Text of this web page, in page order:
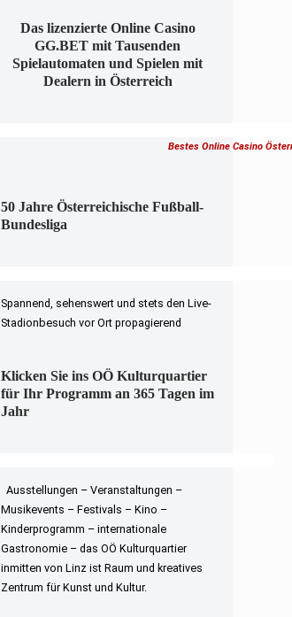
Das lizenzierte Online Casino
GG.BET mit Tausenden
Spielautomaten und Spielen mit
Dealern in Österreich
Bestes Online Casino
50 Jahre Österreichische Fußball-
Bundesliga
Spannend, sehenswert und stets den Live-
Stadionbesuch vor Ort propagierend
Klicken Sie ins OÖ Kulturquartier
für Ihr Programm an 365 Tagen im
Jahr
Ausstellungen – Veranstaltungen –
Musikevents – Festivals – Kino –
Kinderprogramm – internationale
Gastronomie – das OÖ Kulturquartier
inmitten von Linz ist Raum und kreatives
Zentrum für Kunst und Kultur.